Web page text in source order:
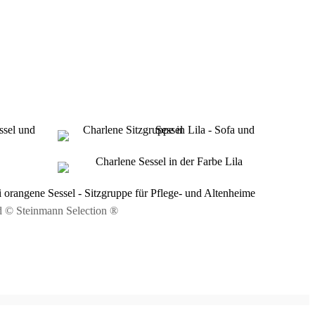
© Steinmann Selection ®